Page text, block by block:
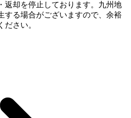
返却を停止しております。九州地
する場合がございますので、余裕
ださい。